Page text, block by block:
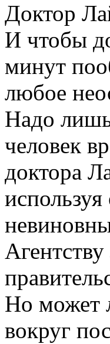
Доктор
И чтобы
минут
любое
Надо лишь
человек
доктора
Но может
вокруг